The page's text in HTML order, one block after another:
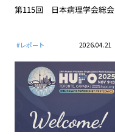
第115回 日本病理学会総会
#レポート 2026.04.21